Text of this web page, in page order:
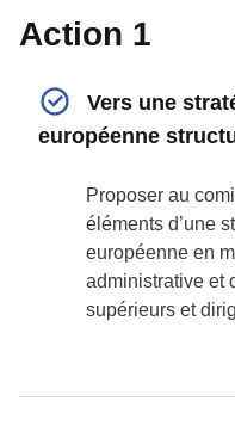
Action 1
Vers une
européenne
Proposer au
éléments d’une
européenne en
administrative et
supérieurs et